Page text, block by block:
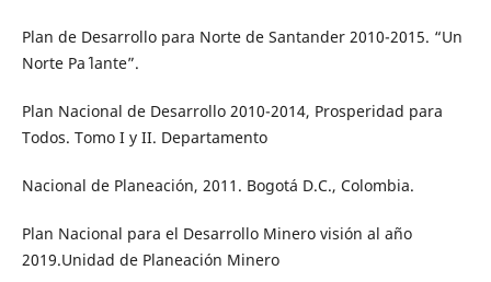
Plan de Desarrollo para Norte de Santander 2010-2015. “Un
Norte Pa´ lante”.
Plan Nacional de Desarrollo 2010-2014, Prosperidad para
Todos. Tomo I y II. Departamento
Nacional de Planeación, 2011. Bogotá D.C., Colombia.
Plan Nacional para el Desarrollo Minero visión al año
2019.Unidad de Planeación Minero